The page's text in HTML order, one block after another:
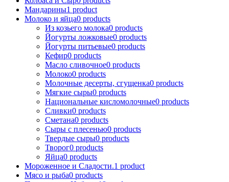
Мандарины1 product
Молоко и яйца0 products
Из козьего молока0 products
Йогурты ложковые0 products
Йогурты питьевые0 products
Кефир0 products
Масло сливочное0 products
Молоко0 products
Молочные десерты, сгущенка0 products
Мягкие сыры0 products
Национальные кисломолочные0 products
Сливки0 products
Сметана0 products
Сыры с плесенью0 products
Твердые сыры0 products
Творог0 products
Яйца0 products
Мороженное и Сладости.1 product
Мясо и рыба0 products